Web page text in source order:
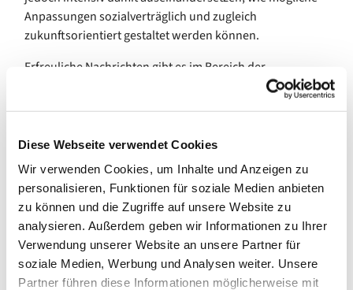
Diese Webseite verwendet Cookies
Wir verwenden Cookies, um Inhalte und Anzeigen zu
personalisieren, Funktionen für soziale Medien anbieten
zu können und die Zugriffe auf unsere Website zu
analysieren. Außerdem geben wir Informationen zu Ihrer
Verwendung unserer Website an unsere Partner für
soziale Medien, Werbung und Analysen weiter. Unsere
Partner führen diese Informationen möglicherweise mit
Anpassungen sozialverträglich und zugleich
zukunftsorientiert gestaltet werden können.
Erfreuliche Nachrichten gibt es im Bereich der
Bundesfreiwillige aus Sambia ihren Dienst in unserer
willkommen zu heißen und von ihren Erfahrungen und
Perspektiven zu profitieren.
Ebenfalls im August 2026 findet die Rüstzeit des
Gemeindekirchenrates statt. Die Vorbereitungen hierfür
haben bereits begonnen. Die Organisation übernimmt
der Zukunftsausschuss in enger Abstimmung mit der
Geschäftsführung.